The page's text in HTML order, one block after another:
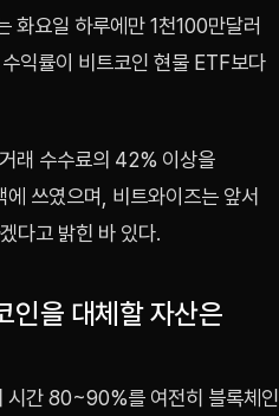
화요일 하루에만 1천100만달러
익률이 비트코인 현물 ETF보다
래 수수료의 42% 이상을
쓰였으며, 비트와이즈는 앞서
다고 밝힌 바 있다.
인을 대체할 자산은
시간 80~90%를 여전히 블록체인